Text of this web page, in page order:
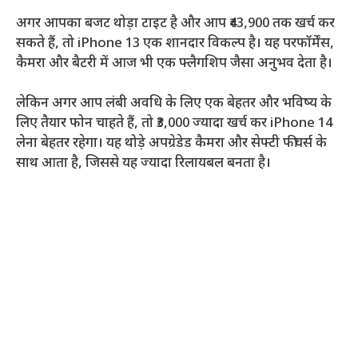
अगर आपका बजट थोड़ा टाइट है और आप ₹43,900 तक खर्च कर
सकते हैं, तो iPhone 13 एक शानदार विकल्प है। यह परफॉर्मेंस,
कैमरा और बैटरी में आज भी एक फ्लैगशिप जैसा अनुभव देता है।
लेकिन अगर आप लंबी अवधि के लिए एक बेहतर और भविष्य के
लिए तैयार फोन चाहते हैं, तो ₹3,000 ज्यादा खर्च कर iPhone 14
लेना बेहतर रहेगा। यह थोड़े अपग्रेडेड कैमरा और सेफ्टी फीचर्स के
साथ आता है, जिससे यह ज्यादा रिलायबल बनता है।